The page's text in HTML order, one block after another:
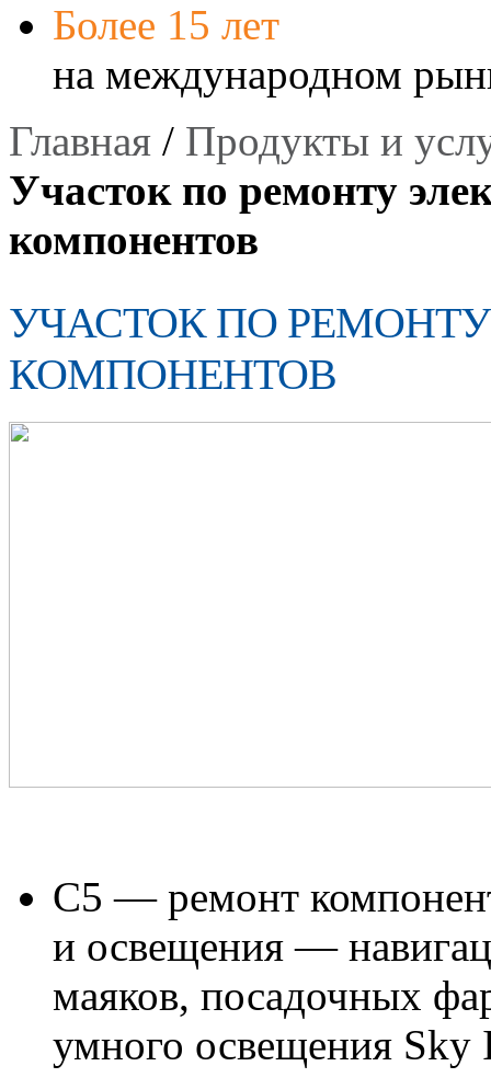
Более 15 лет
на международном
Главная / Продукты и
Участок по ремонту
компонентов
УЧАСТОК ПО
КОМПОНЕНТОВ
С5 — ремонт
и освещения —
маяков, посадочных
умного освещения Sky